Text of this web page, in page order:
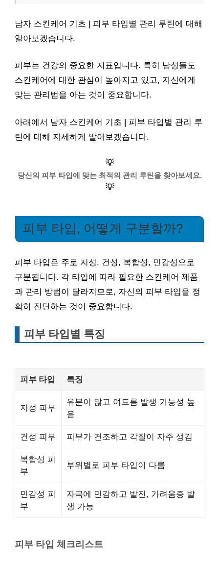
남자 스킨케어 기초 | 피부 타입별 관리 루틴에 대해
알아보겠습니다.
피부는 건강의 중요한 지표입니다. 특히 남성들도
스킨케어에 대한 관심이 높아지고 있고, 자신에게
맞는 관리법을 아는 것이 중요합니다.
아래에서 남자 스킨케어 기초 | 피부 타입별 관리 루
틴에 대해 자세하게 알아보겠습니다.
💡
당신의 피부 타입에 맞는 최적의 관리 루틴을 찾아보세요.
💡
피부 타입, 어떻게 구분할까?
피부 타입은 주로 지성, 건성, 복합성, 민감성으로
구분됩니다. 각 타입에 따라 필요한 스킨케어 제품
과 관리 방법이 달라지므로, 자신의 피부 타입을 정
확히 진단하는 것이 중요합니다.
피부 타입별 특징
피부 타입 특징
지성 피부
유분이 많고 여드름 발생 가능성 높
음
건성 피부 피부가 건조하고 각질이 자주 생김
복합성 피
부
부위별로 피부 타입이 다름
민감성 피
부
자극에 민감하고 발진, 가려움증 발
생 가능
피부 타입 체크리스트